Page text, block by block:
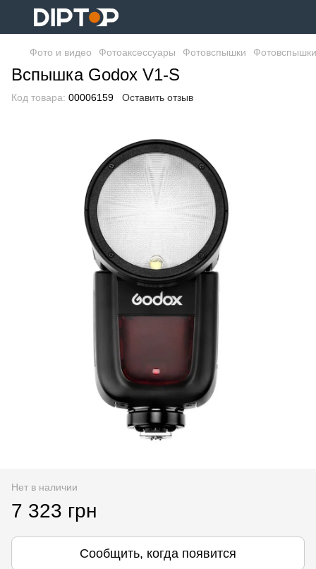
Фото и видео Фотоаксессуары Фотовспышки
Вспышка Godox V1-S
Код товара: 00006159 Оставить отзыв
Нет в наличии
7 323 грн
Сообщить, когда появится